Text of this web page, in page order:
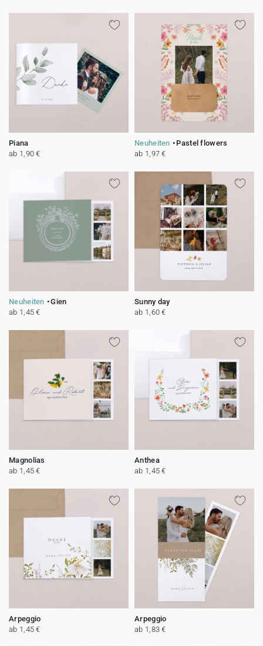
Piana
ab 1,90 €
Neuheiten
Pastel flowers
ab 1,97 €
Neuheiten
Gien
ab 1,45 €
Sunny day
ab 1,60 €
Magnolias
ab 1,45 €
Anthea
ab 1,45 €
Arpeggio
ab 1,45 €
Arpeggio
ab 1,83 €